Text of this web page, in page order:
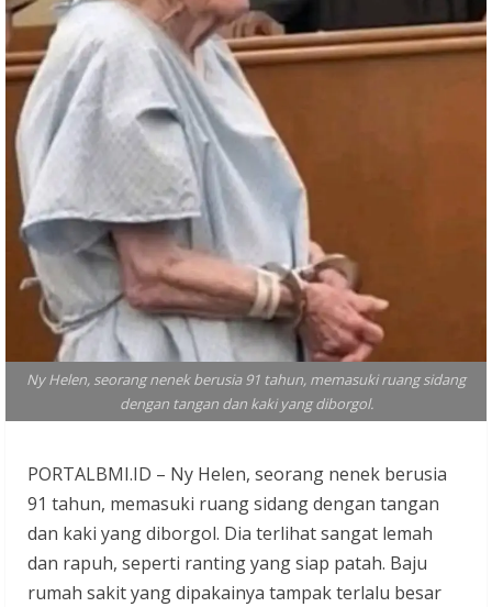
Ny Helen, seorang nenek berusia 91 tahun, memasuki ruang sidang
dengan tangan dan kaki yang diborgol.
PORTALBMI.ID – Ny Helen, seorang nenek berusia
91 tahun, memasuki ruang sidang dengan tangan
dan kaki yang diborgol. Dia terlihat sangat lemah
dan rapuh, seperti ranting yang siap patah. Baju
rumah sakit yang dipakainya tampak terlalu besar